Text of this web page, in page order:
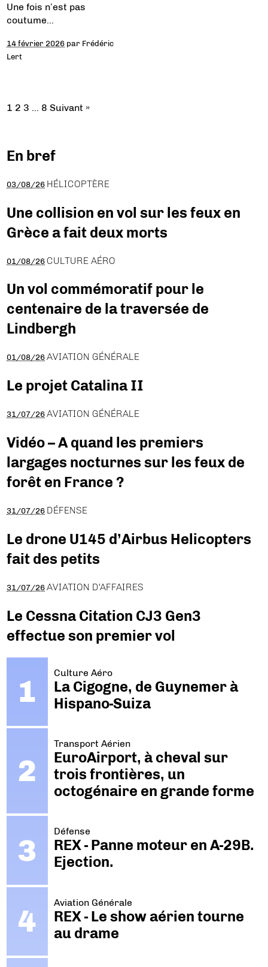
Une fois n’est pas
coutume…
14 février 2026 par Frédéric
Lert
1 2 3 … 8 Suivant »
En bref
03/08/26 HÉLICOPTÈRE
Une collision en vol sur les feux en
Grèce a fait deux morts
01/08/26 CULTURE AÉRO
Un vol commémoratif pour le
centenaire de la traversée de
Lindbergh
01/08/26 AVIATION GÉNÉRALE
Le projet Catalina II
31/07/26 AVIATION GÉNÉRALE
Vidéo – A quand les premiers
largages nocturnes sur les feux de
forêt en France ?
31/07/26 DÉFENSE
Le drone U145 d’Airbus Helicopters
fait des petits
31/07/26 AVIATION D'AFFAIRES
Le Cessna Citation CJ3 Gen3
effectue son premier vol
Culture Aéro
La Cigogne, de Guynemer à
Hispano-Suiza
Transport Aérien
EuroAirport, à cheval sur
trois frontières, un
octogénaire en grande forme
Défense
REX - Panne moteur en A-29B.
Ejection.
Aviation Générale
REX - Le show aérien tourne
au drame